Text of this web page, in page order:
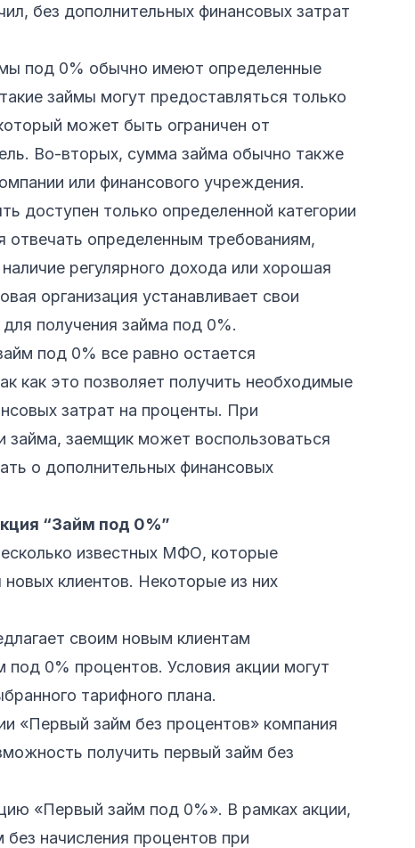
без дополнительных финансовых затрат
под 0% обычно имеют определенные
займы могут предоставляться только
может быть ограничен от
Во-вторых, сумма займа обычно также
или финансового учреждения.
доступен только определенной категории
определенным требованиям,
регулярного дохода или хорошая
организация устанавливает свои
получения займа под 0%.
под 0% все равно остается
как это позволяет получить необходимые
затрат на проценты. При
займа, заемщик может воспользоваться
о дополнительных финансовых
“Займ под 0%”
известных МФО, которые
клиентов. Некоторые из них
своим новым клиентам
0% процентов. Условия акции могут
тарифного плана.
«Первый займ без процентов» компания
получить первый займ без
«Первый займ под 0%». В рамках акции,
начисления процентов при